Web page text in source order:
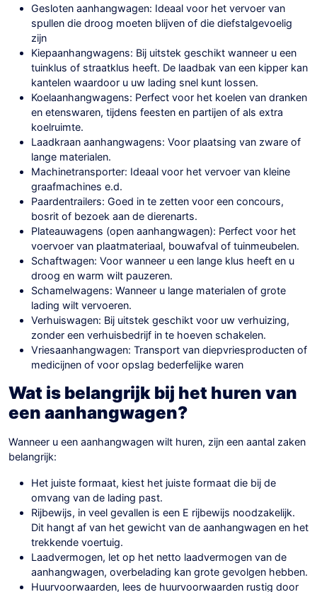
Gesloten aanhangwagen: Ideaal voor het vervoer van
spullen die droog moeten blijven of die diefstalgevoelig
zijn
Kiepaanhangwagens: Bij uitstek geschikt wanneer u een
tuinklus of straatklus heeft. De laadbak van een kipper kan
kantelen waardoor u uw lading snel kunt lossen.
Koelaanhangwagens: Perfect voor het koelen van dranken
en etenswaren, tijdens feesten en partijen of als extra
koelruimte.
Laadkraan aanhangwagens: Voor plaatsing van zware of
lange materialen.
Machinetransporter: Ideaal voor het vervoer van kleine
graafmachines e.d.
Paardentrailers: Goed in te zetten voor een concours,
bosrit of bezoek aan de dierenarts.
Plateauwagens (open aanhangwagen): Perfect voor het
voervoer van plaatmateriaal, bouwafval of tuinmeubelen.
Schaftwagen: Voor wanneer u een lange klus heeft en u
droog en warm wilt pauzeren.
Schamelwagens: Wanneer u lange materialen of grote
lading wilt vervoeren.
Verhuiswagen: Bij uitstek geschikt voor uw verhuizing,
zonder een verhuisbedrijf in te hoeven schakelen.
Vriesaanhangwagen: Transport van diepvriesproducten of
medicijnen of voor opslag bederfelijke waren
Wat is belangrijk bij het huren van
een aanhangwagen?
Wanneer u een aanhangwagen wilt huren, zijn een aantal zaken
belangrijk:
Het juiste formaat, kiest het juiste formaat die bij de
omvang van de lading past.
Rijbewijs, in veel gevallen is een E rijbewijs noodzakelijk.
Dit hangt af van het gewicht van de aanhangwagen en het
trekkende voertuig.
Laadvermogen, let op het netto laadvermogen van de
aanhangwagen, overbelading kan grote gevolgen hebben.
Huurvoorwaarden, lees de huurvoorwaarden rustig door